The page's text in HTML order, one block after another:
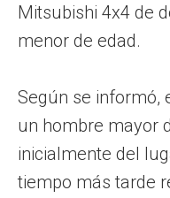
Mitsubishi 4x4 de
menor de edad.
Según se informó,
un hombre mayor
inicialmente del
tiempo más tarde